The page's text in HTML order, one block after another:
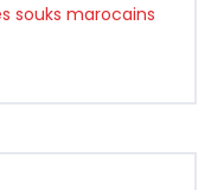
souks marocains